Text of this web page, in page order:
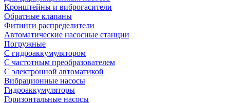
Кронштейны и виброгасители
Обратные клапаны
Фитинги распределители
Автоматические насосные станции
Погружные
С гидроаккумулятором
С частотным преобразователем
С электронной автоматикой
Вибрационные насосы
Гидроаккумуляторы
Горизонтальные насосы